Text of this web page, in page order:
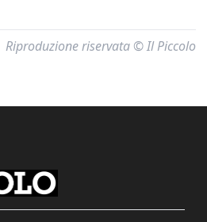
Riproduzione riservata © Il Piccolo